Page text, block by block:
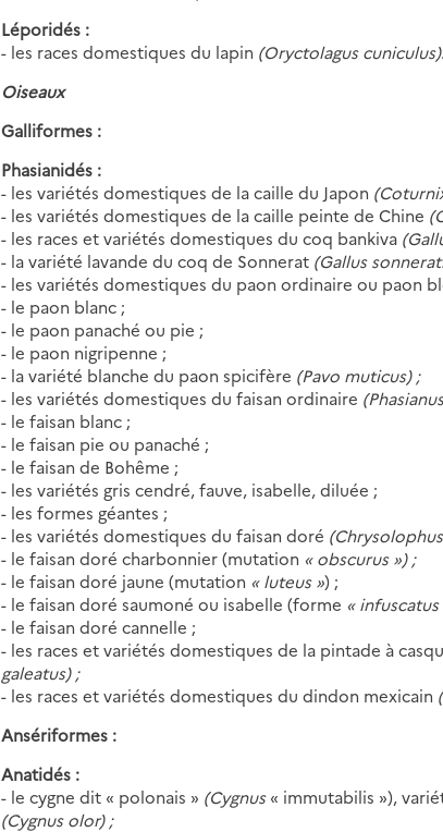
Léporidés :
- les races domestiques du lapin (Oryctolagus cuniculus).
Oiseaux
Galliformes :
Phasianidés :
- les variétés domestiques de la caille du Japon
- les variétés domestiques de la caille peinte de Chine
- les races et variétés domestiques du coq bankiva
- la variété lavande du coq de Sonnerat (Gallus
- les variétés domestiques du paon ordinaire ou paon
- le paon blanc ;
- le paon panaché ou pie ;
- le paon nigripenne ;
- la variété blanche du paon spicifère (Pavo muticus) ;
- les variétés domestiques du faisan ordinaire
- le faisan blanc ;
- le faisan pie ou panaché ;
- le faisan de Bohême ;
- les variétés gris cendré, fauve, isabelle, diluée ;
- les formes géantes ;
- les variétés domestiques du faisan doré
- le faisan doré charbonnier (mutation « obscurus ») ;
- le faisan doré jaune (mutation « luteus ») ;
- le faisan doré saumoné ou isabelle (forme « infuscatus
- le faisan doré cannelle ;
- les races et variétés domestiques de la pintade à
galeatus) ;
- les races et variétés domestiques du dindon mexicain
Ansériformes :
Anatidés :
- le cygne dit « polonais » (Cygnus« immutabilis »),
(Cygnus olor) ;